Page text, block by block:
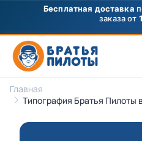
Скидка250 ₽на
промокоду
Главная
Типография Братья Пилоты